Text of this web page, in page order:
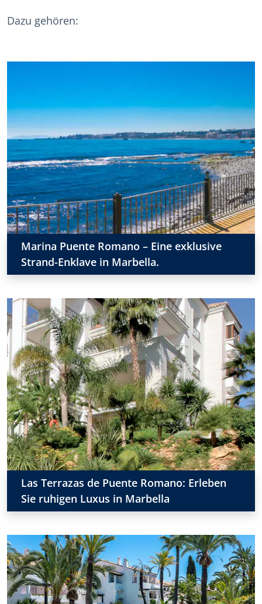
Dazu gehören:
Marina Puente Romano – Eine exklusive
Strand-Enklave in Marbella.
Las Terrazas de Puente Romano: Erleben
Sie ruhigen Luxus in Marbella